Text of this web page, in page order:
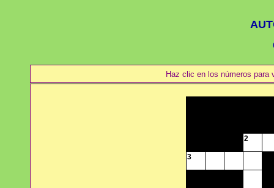
Haz clic en los números
2
3